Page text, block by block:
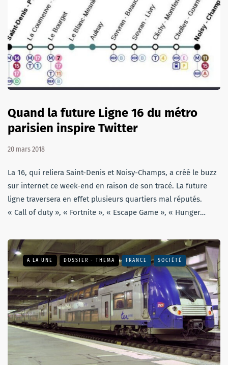
Quand la future Ligne 16 du métro
parisien inspire Twitter
20 mars 2018
La 16, qui reliera Saint-Denis et Noisy-Champs, a créé le buzz
sur internet ce week-end en raison de son tracé. La future
ligne traversera en effet plusieurs quartiers mal réputés.
« Call of duty », « Fortnite », « Escape Game », « Hunger…
A LA UNE DOSSIER - THEMA FRANCE SOCIÉTÉ